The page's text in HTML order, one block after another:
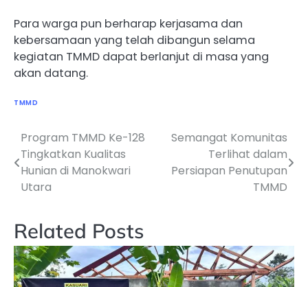
Para warga pun berharap kerjasama dan
kebersamaan yang telah dibangun selama
kegiatan TMMD dapat berlanjut di masa yang
akan datang.
TMMD
Navigasi
pos
Program TMMD Ke-128
Tingkatkan Kualitas
Hunian di Manokwari
Utara
Semangat Komunitas
Terlihat dalam
Persiapan Penutupan
TMMD
Related Posts